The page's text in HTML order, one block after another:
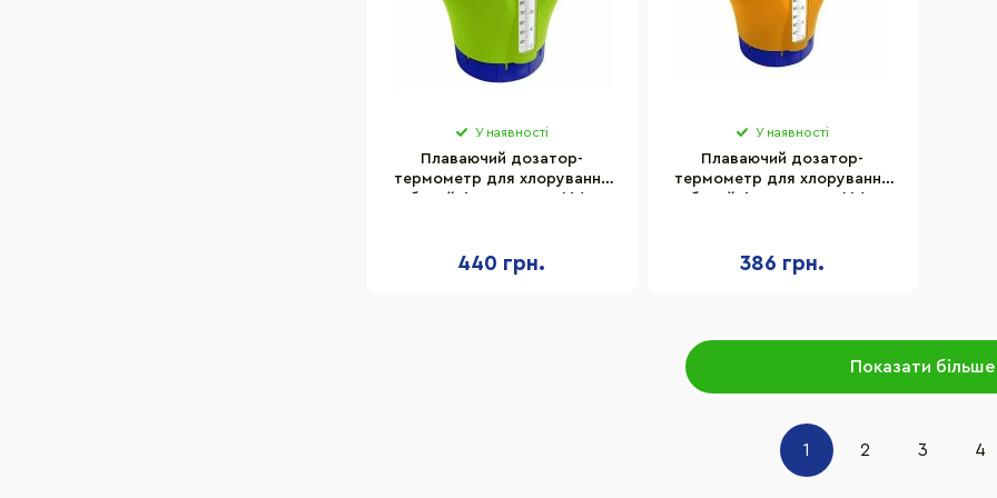
У наявності
Плаваючий дозатор-
термометр для хлорування
440 грн.
У наявності
Плаваючий дозатор-
термометр для хлорування
386 грн.
Показати більше
1 2 3 4